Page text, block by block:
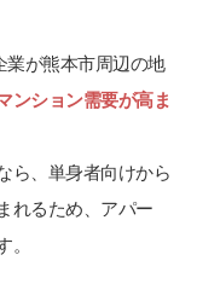
業が熊本市周辺の地
ンション需要が高ま
ら、単身者向けから
れるため、アパー